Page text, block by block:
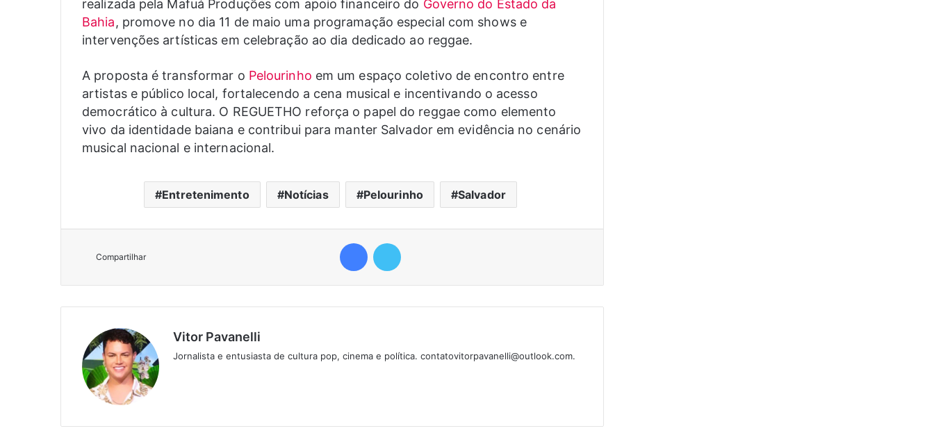
realizada pela Mafuá Produções com apoio financeiro do Governo do Estado da
Bahia, promove no dia 11 de maio uma programação especial com shows e
intervenções artísticas em celebração ao dia dedicado ao reggae.
A proposta é transformar o Pelourinho em um espaço coletivo de encontro entre
artistas e público local, fortalecendo a cena musical e incentivando o acesso
democrático à cultura. O REGUETHO reforça o papel do reggae como elemento
vivo da identidade baiana e contribui para manter Salvador em evidência no cenário
musical nacional e internacional.
Entretenimento Notícias Pelourinho Salvador
Compartilhar
Facebook
Vitor Pavanelli
Jornalista e entusiasta de cultura pop, cinema e política. contatovitorpavanelli@outlook.com.